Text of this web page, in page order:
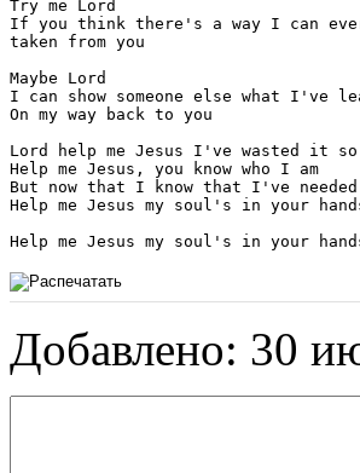
Try me Lord
If you think there's a way I can
taken from you
Maybe Lord
I can show someone else what I've
On my way back to you
Lord help me Jesus I've wasted it so
Help me Jesus, you know who I am
But now that I know that I've needed
Help me Jesus my soul's in your
Добавлено: 30